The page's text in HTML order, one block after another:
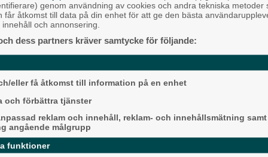
hälsopris 2026.
med att skapa rörelse,
ha hjälpt många att hitta in i
På plats fanns initiativtagarna,
Younes, tillsammans med
plats under
Då börjar tågen
ligger bra i fas”
Detta händer i
augusti
Senaste
Alingsås
genom användning av cookies och andra tekniska metoder
får åtkomst till data på din enhet för att ge den bästa
och annonsering.
dess partners kräver samtycke för följande:
eller få åtkomst till information på en enhet
och förbättra tjänster
reklam och innehåll, reklam- och innehållsmätning samt
angående målgrupp
funktioner